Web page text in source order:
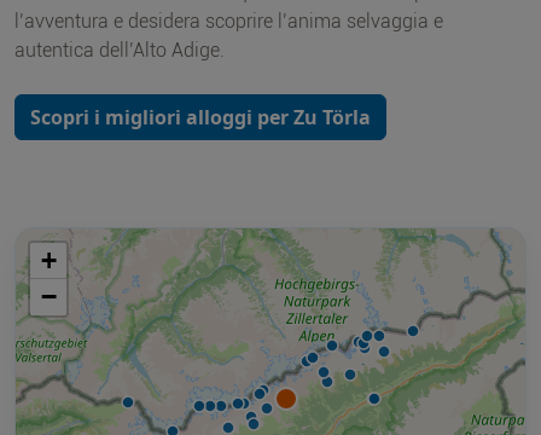
l’avventura e desidera scoprire l’anima selvaggia e
autentica dell’Alto Adige.
Scopri i migliori alloggi per Zu Törla
+
−